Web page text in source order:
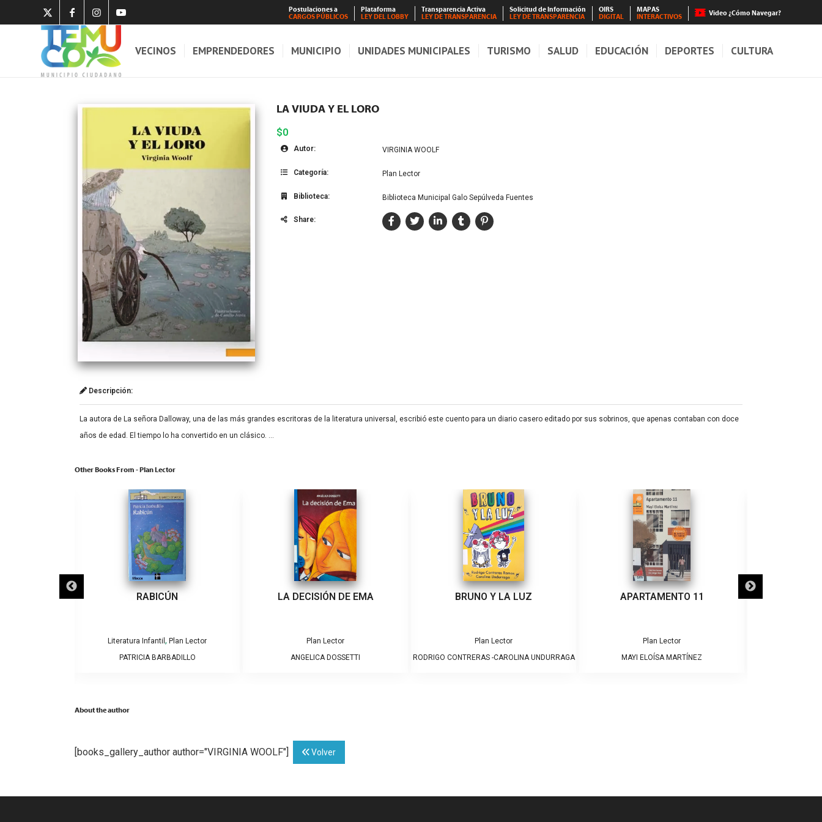
Postulaciones a
CARGOS PÚBLICOS
Plataforma
LEY DEL LOBBY
Transparencia Activa
LEY DE TRANSPARENCIA
Solicitud de Información
LEY DE TRANSPARENCIA
OIRS
DIGITAL
MAPAS
INTERACTIVOS
Video ¿Cómo Navegar?
VECINOS EMPRENDEDORES MUNICIPIO UNIDADES MUNICIPALES TURISMO SALUD EDUCACIÓN DEPORTES CULTURA
LA VIUDA Y EL LORO
$0
Autor: VIRGINIA WOOLF
Categoría: Plan Lector
Biblioteca: Biblioteca Municipal Galo Sepúlveda Fuentes
Share:
Descripción:
La autora de La señora Dalloway, una de las más grandes escritoras de la literatura universal, escribió este cuento para un diario casero editado por sus sobrinos, que apenas contaban con doce
años de edad. El tiempo lo ha convertido en un clásico. …
Other Books From - Plan Lector
RABICÚN
Literatura Infantil , Plan Lector
PATRICIA BARBADILLO
LA DECISIÓN DE EMA
Plan Lector
ANGELICA DOSSETTI
BRUNO Y LA LUZ
Plan Lector
RODRIGO CONTRERAS -CAROLINA UNDURRAGA
APARTAMENTO 11
Plan Lector
MAYI ELOÍSA MARTÍNEZ
About the author
[books_gallery_author author="VIRGINIA WOOLF"] Volver